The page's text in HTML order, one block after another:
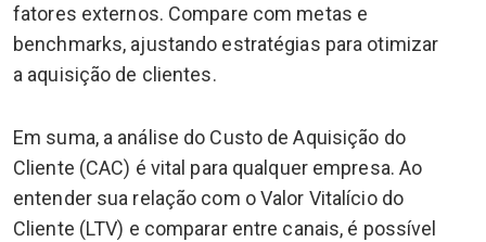
fatores externos. Compare com metas e
benchmarks, ajustando estratégias para otimizar
a aquisição de clientes.
Em suma, a análise do Custo de Aquisição do
Cliente (CAC) é vital para qualquer empresa. Ao
entender sua relação com o Valor Vitalício do
Cliente (LTV) e comparar entre canais, é possível